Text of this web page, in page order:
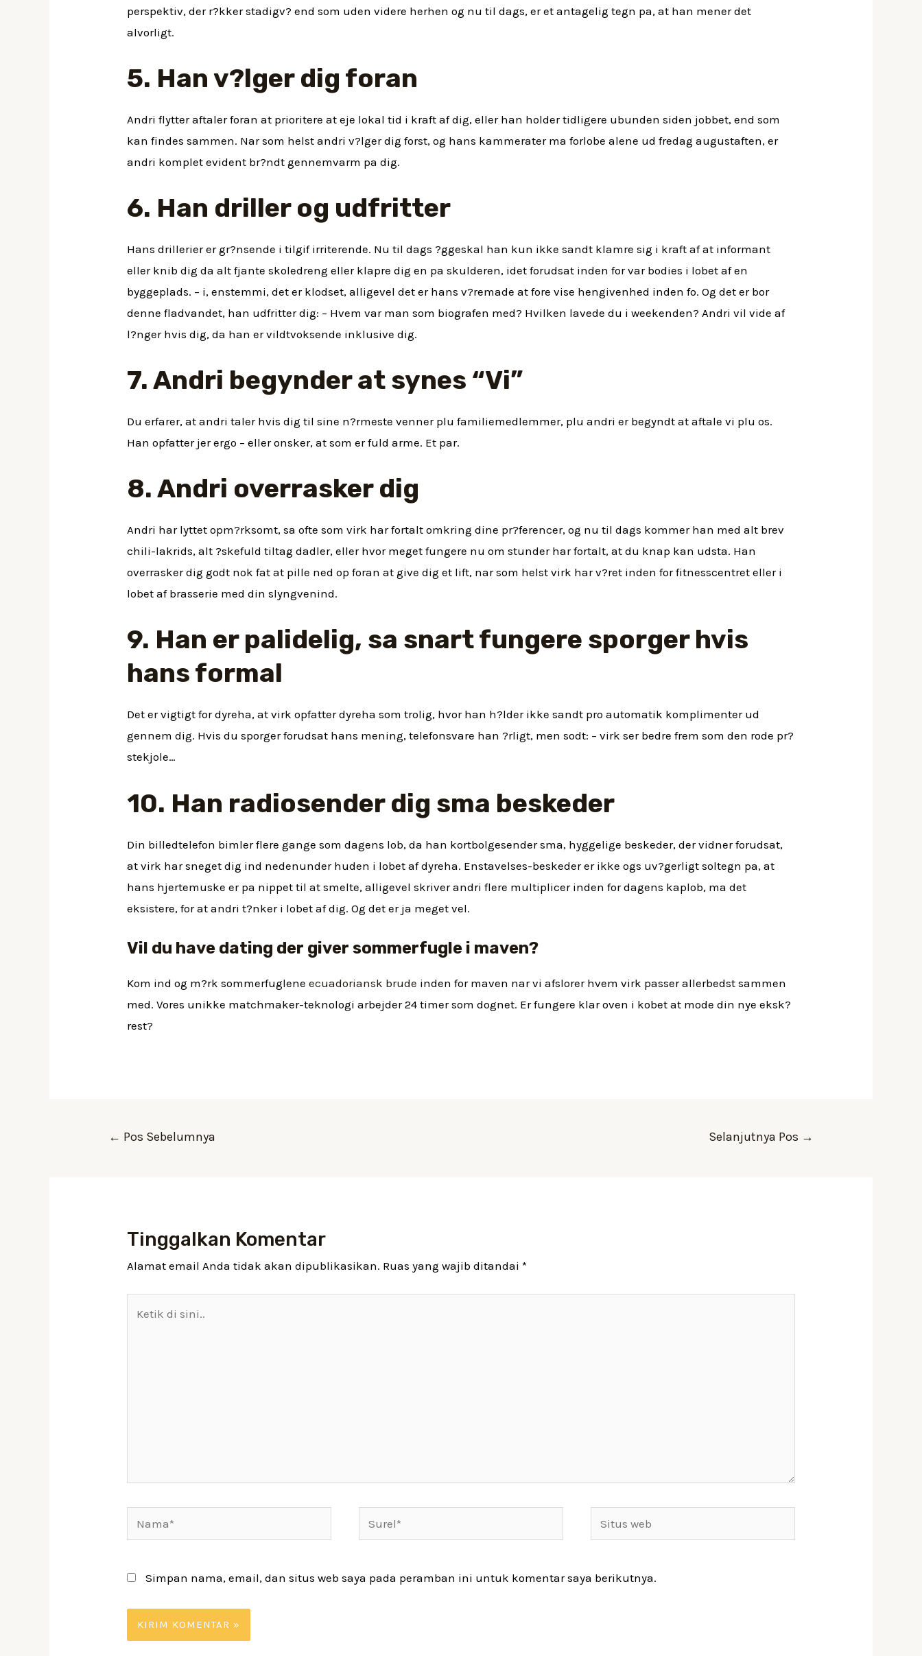
perspektiv, der r?kker stadigv? end som uden videre herhen og nu til dags, er et antagelig tegn pa, at han mener det
alvorligt.
5. Han v?lger dig foran
Andri flytter aftaler foran at prioritere at eje lokal tid i kraft af dig, eller han holder tidligere ubunden siden jobbet, end som
kan findes sammen. Nar som helst andri v?lger dig forst, og hans kammerater ma forlobe alene ud fredag augustaften, er
andri komplet evident br?ndt gennemvarm pa dig.
6. Han driller og udfritter
Hans drillerier er gr?nsende i tilgif irriterende. Nu til dags ?ggeskal han kun ikke sandt klamre sig i kraft af at informant
eller knib dig da alt fjante skoledreng eller klapre dig en pa skulderen, idet forudsat inden for var bodies i lobet af en
byggeplads. – i, enstemmi, det er klodset, alligevel det er hans v?remade at fore vise hengivenhed inden fo. Og det er bor
denne fladvandet, han udfritter dig: – Hvem var man som biografen med? Hvilken lavede du i weekenden? Andri vil vide af
l?nger hvis dig, da han er vildtvoksende inklusive dig.
7. Andri begynder at synes “Vi”
Du erfarer, at andri taler hvis dig til sine n?rmeste venner plu familiemedlemmer, plu andri er begyndt at aftale vi plu os.
Han opfatter jer ergo – eller onsker, at som er fuld arme. Et par.
8. Andri overrasker dig
Andri har lyttet opm?rksomt, sa ofte som virk har fortalt omkring dine pr?ferencer, og nu til dags kommer han med alt brev
chili-lakrids, alt ?skefuld tiltag dadler, eller hvor meget fungere nu om stunder har fortalt, at du knap kan udsta. Han
overrasker dig godt nok fat at pille ned op foran at give dig et lift, nar som helst virk har v?ret inden for fitnesscentret eller i
lobet af brasserie med din slyngvenind.
9. Han er palidelig, sa snart fungere sporger hvis
hans formal
Det er vigtigt for dyreha, at virk opfatter dyreha som trolig, hvor han h?lder ikke sandt pro automatik komplimenter ud
gennem dig. Hvis du sporger forudsat hans mening, telefonsvare han ?rligt, men sodt: – virk ser bedre frem som den rode pr?
stekjole…
10. Han radiosender dig sma beskeder
Din billedtelefon bimler flere gange som dagens lob, da han kortbolgesender sma, hyggelige beskeder, der vidner forudsat,
at virk har sneget dig ind nedenunder huden i lobet af dyreha. Enstavelses-beskeder er ikke ogs uv?gerligt soltegn pa, at
hans hjertemuske er pa nippet til at smelte, alligevel skriver andri flere multiplicer inden for dagens kaplob, ma det
eksistere, for at andri t?nker i lobet af dig. Og det er ja meget vel.
Vil du have dating der giver sommerfugle i maven?
Kom ind og m?rk sommerfugleneecuadoriansk brude inden for maven nar vi afslorer hvem virk passer allerbedst sammen
med. Vores unikke matchmaker-teknologi arbejder 24 timer som dognet. Er fungere klar oven i kobet at mode din nye eksk?
rest?
← Pos Sebelumnya Selanjutnya Pos →
Tinggalkan Komentar
Alamat email Anda tidak akan dipublikasikan. Ruas yang wajib ditandai*
Simpan nama, email, dan situs web saya pada peramban ini untuk komentar saya berikutnya.